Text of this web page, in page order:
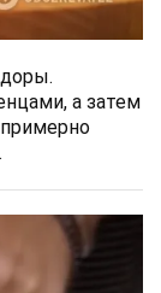
а затем